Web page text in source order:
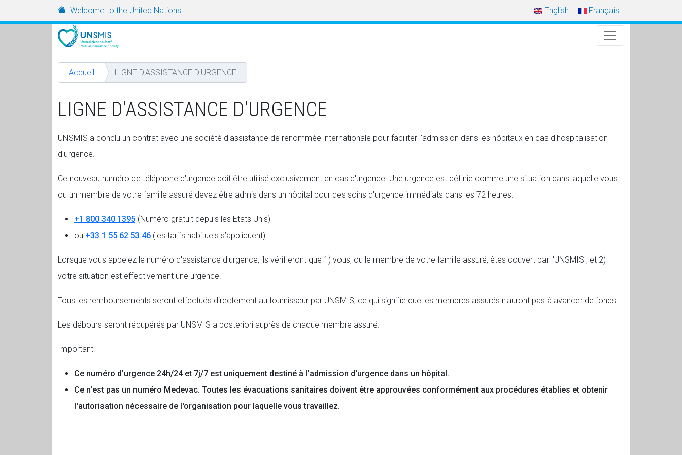
Aller au contenu principal
URLWelcome to the United Nations English Français
Accueil LIGNE D'ASSISTANCE D'URGENCE
LIGNE D'ASSISTANCE D'URGENCE
UNSMIS a conclu un contrat avec une société d'assistance de renommée internationale pour faciliter l'admission dans les hôpitaux en cas d'hospitalisation
d'urgence.
Ce nouveau numéro de téléphone d'urgence doit être utilisé exclusivement en cas d'urgence. Une urgence est définie comme une situation dans laquelle vous
ou un membre de votre famille assuré devez être admis dans un hôpital pour des soins d'urgence immédiats dans les 72 heures.
+1 800 340 1395 (Numéro gratuit depuis les Etats Unis)
ou +33 1 55 62 53 46 (les tarifs habituels s’appliquent)
Lorsque vous appelez le numéro d'assistance d'urgence, ils vérifieront que 1) vous, ou le membre de votre famille assuré, êtes couvert par l'UNSMIS ; et 2)
votre situation est effectivement une urgence.
Tous les remboursements seront effectués directement au fournisseur par UNSMIS, ce qui signifie que les membres assurés n'auront pas à avancer de fonds.
Les débours seront récupérés par UNSMIS a posteriori auprès de chaque membre assuré.
Important:
Ce numéro d'urgence 24h/24 et 7j/7 est uniquement destiné à l'admission d'urgence dans un hôpital.
Ce n'est pas un numéro Medevac. Toutes les évacuations sanitaires doivent être approuvées conformément aux procédures établies et obtenir
l'autorisation nécessaire de l'organisation pour laquelle vous travaillez.